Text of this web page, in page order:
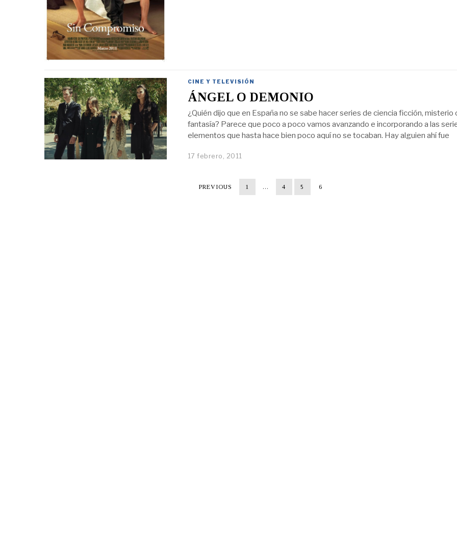
CINE Y TELEVISIÓN
ÁNGEL O DEMONIO
¿Quién dijo que en España no se sabe hacer series de ciencia ficción, misterio
fantasía? Parece que poco a poco vamos avanzando e incorporando a las
elementos que hasta hace bien poco aquí no se tocaban. Hay alguien ahí fue
17 febrero, 2011
PREVIOUS 1 … 4 5 6